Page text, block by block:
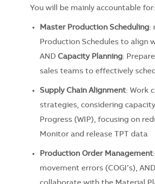
You will be mainly accountable for:
Master Production Scheduling:
Production Schedules to align
AND Capacity Planning:
sales teams to effectively
Supply Chain Alignment: Work
strategies, considering
Progress (WIP), focusing on
Monitor and release TPT data
Production Order Management
movement errors (COGI’s), AND